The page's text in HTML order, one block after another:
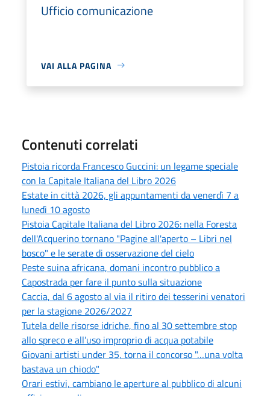
Ufficio comunicazione
VAI ALLA PAGINA
Contenuti correlati
Pistoia ricorda Francesco Guccini: un legame speciale
con la Capitale Italiana del Libro 2026
Estate in città 2026, gli appuntamenti da venerdì 7 a
lunedì 10 agosto
Pistoia Capitale Italiana del Libro 2026: nella Foresta
dell'Acquerino tornano "Pagine all'aperto – Libri nel
bosco" e le serate di osservazione del cielo
Peste suina africana, domani incontro pubblico a
Capostrada per fare il punto sulla situazione
Caccia, dal 6 agosto al via il ritiro dei tesserini venatori
per la stagione 2026/2027
Tutela delle risorse idriche, fino al 30 settembre stop
allo spreco e all’uso improprio di acqua potabile
Giovani artisti under 35, torna il concorso "…una volta
bastava un chiodo"
Orari estivi, cambiano le aperture al pubblico di alcuni